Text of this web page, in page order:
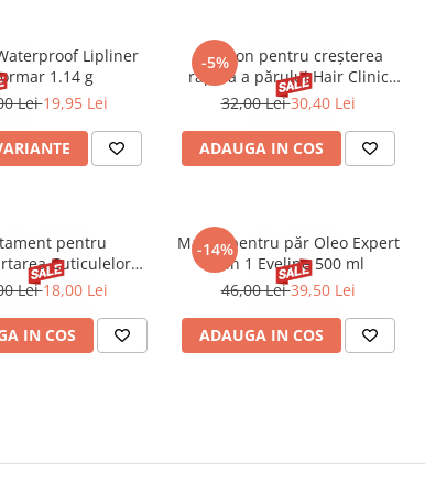
Lipliner
1.14 g
Lei19,95 Lei
-5%
Șampon pentru creșterea
rapidă a părului Hair Clinic
Fast Growth Micellar 8-1
32,00 Lei30,40 Lei
ADAUGA IN COS
pentru
Cuticulelor
12 ml
Lei18,00 Lei
IN COS
-14%
Mască pentru păr Oleo Expert
8 in 1 Eveline 500 ml
46,00 Lei39,50 Lei
ADAUGA IN COS